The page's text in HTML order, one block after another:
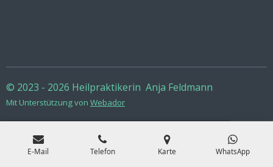
© 2023 - 2026 Heilpraktikerin Anja Feldmann
Mit Unterstützung von Webador
E-Mail Telefon Karte WhatsApp